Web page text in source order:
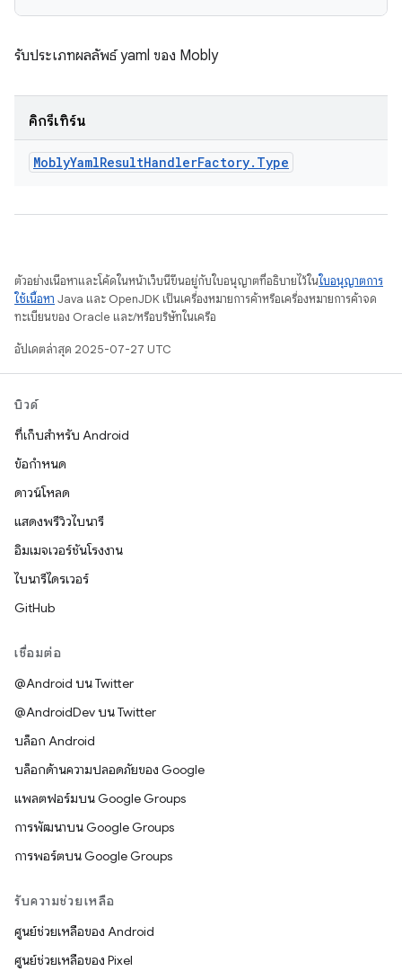
รับประเภทผลลัพธ์ yaml ของ Mobly
คิกรีเทิร์น
MoblyYamlResultHandlerFactory. Type
ตัวอย่างเนื้อหาและโค้ดในหน้าเว็บนี้ขึ้นอยู่กับใบอนุญาตที่อธิบายไว้ในใบอนุญาตการ
ใช้เนื้อหา Java และ OpenJDK เป็นเครื่องหมายการค้าหรือเครื่องหมายการค้าจด
ทะเบียนของ Oracle และ/หรือบริษัทในเครือ
อัปเดตล่าสุด 2025-07-27 UTC
บิวด์
ที่เก็บสำหรับ Android
ข้อกำหนด
ดาวน์โหลด
แสดงพรีวิวไบนารี
อิมเมจเวอร์ชันโรงงาน
ไบนารีไดรเวอร์
GitHub
เชื่อมต่อ
@Android บน Twitter
@AndroidDev บน Twitter
บล็อก Android
บล็อกด้านความปลอดภัยของ Google
แพลตฟอร์มบน Google Groups
การพัฒนาบน Google Groups
การพอร์ตบน Google Groups
รับความช่วยเหลือ
ศูนย์ช่วยเหลือของ Android
ศูนย์ช่วยเหลือของ Pixel